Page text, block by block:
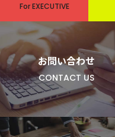
For EXECUTIVE
お問い合わせ
CONTACT US